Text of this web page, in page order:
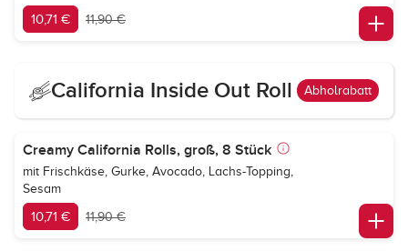
10,71 € 11,90 €
California Inside Out Roll Abholrabatt
Creamy California Rolls, groß, 8 Stück
mit Frischkäse, Gurke, Avocado, Lachs-Topping,
Sesam
10,71 € 11,90 €